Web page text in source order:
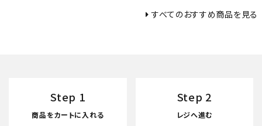
すべてのおすすめ商品を見る
Step 1
商品をカートに入れる
Step 2
レジへ進む